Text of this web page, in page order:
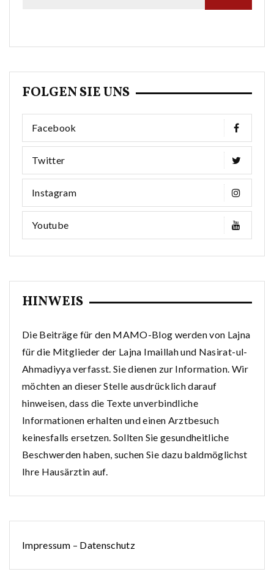
FOLGEN SIE UNS
Facebook
Twitter
Instagram
Youtube
HINWEIS
Die Beiträge für den MAMO-Blog werden von Lajna
für die Mitglieder der Lajna Imaillah und Nasirat-ul-
Ahmadiyya verfasst. Sie dienen zur Information. Wir
möchten an dieser Stelle ausdrücklich darauf
hinweisen, dass die Texte unverbindliche
Informationen erhalten und einen Arztbesuch
keinesfalls ersetzen. Sollten Sie gesundheitliche
Beschwerden haben, suchen Sie dazu baldmöglichst
Ihre Hausärztin auf.
Impressum – Datenschutz